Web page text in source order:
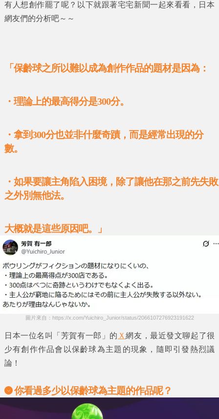
有人想創作罷了呢？以下就跟著宅宅新聞一起來看看，日本
網友們的分析吧～～
「保齡球之所以難以成為創作作品的題材是因為：
・理論上的最高得分是300分。
・拿到300分也並非什麼奇蹟，而是經常出現的分
數。
・如果要讓主角陷入困境，除了讓他在那之前先失敗
之外別無他法。
大概就是這些原因吧。」
圖片來自：https://x.com/Yuichiro_Junior/status/2066107276923191622
日本一位名叫 「芳賀有一郎」 的 Ｘ網友，最近發文聊起了很
少有創作作品會以保齡球為主題的現象，隨即引發熱烈議
論！
你看過多少以保齡球為主題的作品呢？